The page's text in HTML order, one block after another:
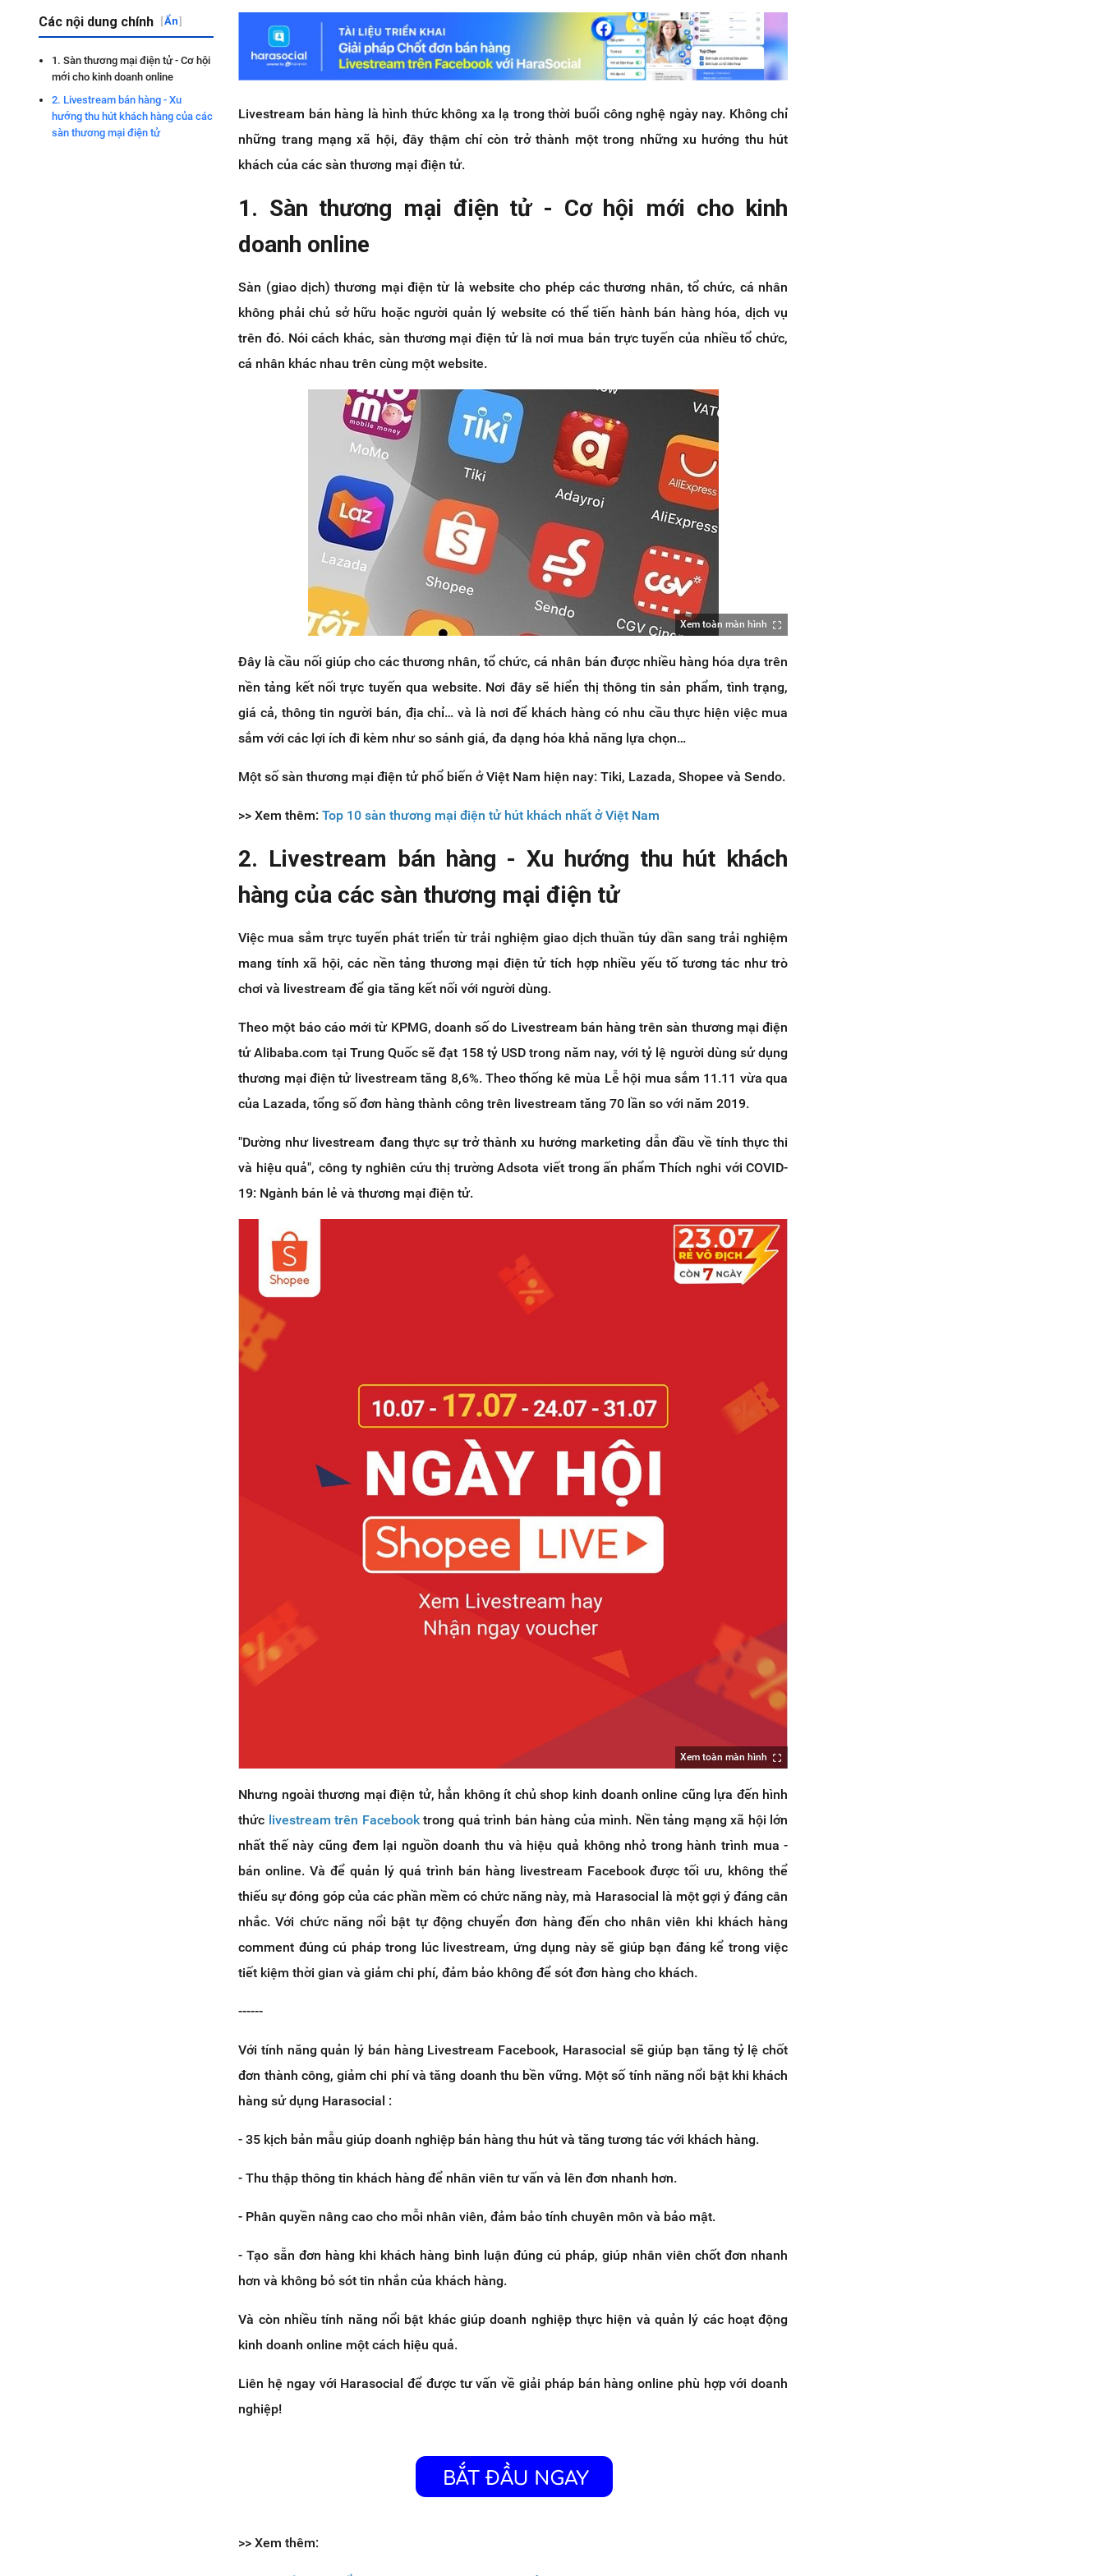
Các nội dung chính [Ẩn]
1. Sàn thương mại điện tử - Cơ hội
mới cho kinh doanh online
2. Livestream bán hàng - Xu
hướng thu hút khách hàng của các
sàn thương mại điện tử
Livestream bán hàng là hình thức không xa lạ trong thời buổi công nghệ ngày nay. Không chỉ
những trang mạng xã hội, đây thậm chí còn trở thành một trong những xu hướng thu hút
khách của các sàn thương mại điện tử.
1. Sàn thương mại điện tử - Cơ hội mới cho kinh
doanh online
Sàn (giao dịch) thương mại điện từ là website cho phép các thương nhân, tổ chức, cá nhân
không phải chủ sở hữu hoặc người quản lý website có thể tiến hành bán hàng hóa, dịch vụ
trên đó. Nói cách khác, sàn thương mại điện tử là nơi mua bán trực tuyến của nhiều tổ chức,
cá nhân khác nhau trên cùng một website.
Xem toàn màn hình
Đây là cầu nối giúp cho các thương nhân, tổ chức, cá nhân bán được nhiều hàng hóa dựa trên
nền tảng kết nối trực tuyến qua website. Nơi đây sẽ hiển thị thông tin sản phẩm, tình trạng,
giá cả, thông tin người bán, địa chỉ… và là nơi để khách hàng có nhu cầu thực hiện việc mua
sắm với các lợi ích đi kèm như so sánh giá, đa dạng hóa khả năng lựa chọn…
Một số sàn thương mại điện tử phổ biến ở Việt Nam hiện nay: Tiki, Lazada, Shopee và Sendo.
>> Xem thêm:Top 10 sàn thương mại điện tử hút khách nhất ở Việt Nam
2. Livestream bán hàng - Xu hướng thu hút khách
hàng của các sàn thương mại điện tử
Việc mua sắm trực tuyến phát triển từ trải nghiệm giao dịch thuần túy dần sang trải nghiệm
mang tính xã hội, các nền tảng thương mại điện tử tích hợp nhiều yếu tố tương tác như trò
chơi và livestream để gia tăng kết nối với người dùng.
Theo một báo cáo mới từ KPMG, doanh số do Livestream bán hàng trên sàn thương mại điện
tử Alibaba.com tại Trung Quốc sẽ đạt 158 tỷ USD trong năm nay, với tỷ lệ người dùng sử dụng
thương mại điện tử livestream tăng 8,6%. Theo thống kê mùa Lễ hội mua sắm 11.11 vừa qua
của Lazada, tổng số đơn hàng thành công trên livestream tăng 70 lần so với năm 2019.
"Dường như livestream đang thực sự trở thành xu hướng marketing dẫn đầu về tính thực thi
và hiệu quả", công ty nghiên cứu thị trường Adsota viết trong ấn phẩm Thích nghi với COVID-
19: Ngành bán lẻ và thương mại điện tử.
Xem toàn màn hình
Nhưng ngoài thương mại điện tử, hẳn không ít chủ shop kinh doanh online cũng lựa đến hình
thức livestream trên Facebooktrong quá trình bán hàng của mình. Nền tảng mạng xã hội lớn
nhất thế này cũng đem lại nguồn doanh thu và hiệu quả không nhỏ trong hành trình mua -
bán online. Và để quản lý quá trình bán hàng livestream Facebook được tối ưu, không thể
thiếu sự đóng góp của các phần mềm có chức năng này, mà Harasocial là một gợi ý đáng cân
nhắc. Với chức năng nổi bật tự động chuyển đơn hàng đến cho nhân viên khi khách hàng
comment đúng cú pháp trong lúc livestream, ứng dụng này sẽ giúp bạn đáng kể trong việc
tiết kiệm thời gian và giảm chi phí, đảm bảo không để sót đơn hàng cho khách.
------
Với tính năng quản lý bán hàng Livestream Facebook, Harasocial sẽ giúp bạn tăng tỷ lệ chốt
đơn thành công, giảm chi phí và tăng doanh thu bền vững. Một số tính năng nổi bật khi khách
hàng sử dụng Harasocial :
- 35 kịch bản mẫu giúp doanh nghiệp bán hàng thu hút và tăng tương tác với khách hàng.
- Thu thập thông tin khách hàng để nhân viên tư vấn và lên đơn nhanh hơn.
- Phân quyền nâng cao cho mỗi nhân viên, đảm bảo tính chuyên môn và bảo mật.
- Tạo sẵn đơn hàng khi khách hàng bình luận đúng cú pháp, giúp nhân viên chốt đơn nhanh
hơn và không bỏ sót tin nhắn của khách hàng.
Và còn nhiều tính năng nổi bật khác giúp doanh nghiệp thực hiện và quản lý các hoạt động
kinh doanh online một cách hiệu quả.
Liên hệ ngay với Harasocial để được tư vấn về giải pháp bán hàng online phù hợp với doanh
nghiệp!
>> Xem thêm: